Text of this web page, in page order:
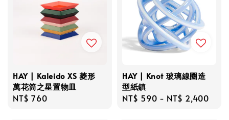
HAY | Kaleido XS 菱形
萬花筒之星置物皿
Regular
NT$ 760
HAY | Knot 玻璃線圈造
型紙鎮
Regular
NT$ 590 - NT$ 2,400